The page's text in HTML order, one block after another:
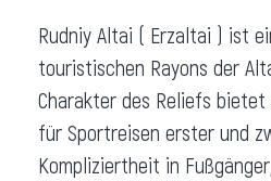
Rudniy Altai ( Erzaltai ) ist
touristischen Rayons der
Charakter des Reliefs
für Sportreisen erster und
Kompliziertheit in